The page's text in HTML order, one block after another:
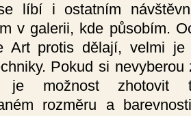
líbí i ostatním
v galerii, kde působím.
Art protis dělají, velmi
Pokud si
možnost zhotovit
rozměru a